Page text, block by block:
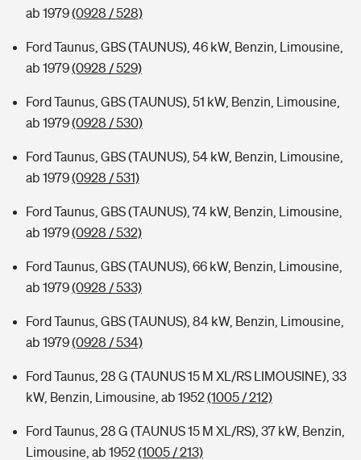
ab 1979(0928 / 528)
Ford Taunus, GBS (TAUNUS), 46 kW, Benzin, Limousine,
ab 1979(0928 / 529)
Ford Taunus, GBS (TAUNUS), 51 kW, Benzin, Limousine,
ab 1979(0928 / 530)
Ford Taunus, GBS (TAUNUS), 54 kW, Benzin, Limousine,
ab 1979(0928 / 531)
Ford Taunus, GBS (TAUNUS), 74 kW, Benzin, Limousine,
ab 1979(0928 / 532)
Ford Taunus, GBS (TAUNUS), 66 kW, Benzin, Limousine,
ab 1979(0928 / 533)
Ford Taunus, GBS (TAUNUS), 84 kW, Benzin, Limousine,
ab 1979(0928 / 534)
Ford Taunus, 28 G (TAUNUS 15 M XL/RS LIMOUSINE), 33
kW, Benzin, Limousine, ab 1952(1005 / 212)
Ford Taunus, 28 G (TAUNUS 15 M XL/RS), 37 kW, Benzin,
Limousine, ab 1952(1005 / 213)